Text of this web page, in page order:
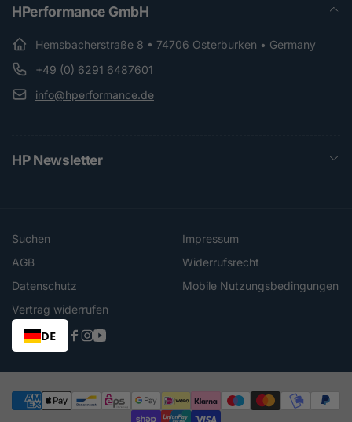
HPerformance GmbH
Hemsbacherstraße 8 • 74706 Osterburken • Germany
+49 (0) 6291 6487601
info@hperformance.de
HP Newsletter
Suchen
Impressum
AGB
Widerrufsrecht
Datenschutz
Mobile Nutzungsbedingungen
Vertrag widerrufen
DE
Facebook
Instagram
YouTube
Zahlungsmethoden